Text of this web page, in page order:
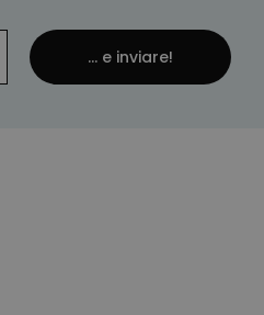
... e inviare!